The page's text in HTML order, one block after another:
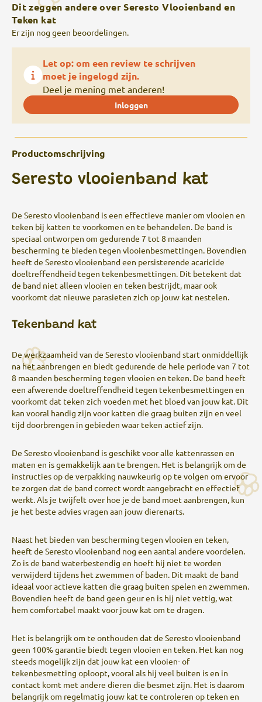
Dit zeggen andere over Seresto Vlooienband en
Teken kat
Er zijn nog geen beoordelingen.
Let op: om een review te schrijven
moet je ingelogd zijn.
Deel je mening met anderen!
Inloggen
Productomschrijving
Seresto vlooienband kat
De Seresto vlooienband is een effectieve manier om vlooien en
teken bij katten te voorkomen en te behandelen. De band is
speciaal ontworpen om gedurende 7 tot 8 maanden
bescherming te bieden tegen vlooienbesmettingen. Bovendien
heeft de Seresto vlooienband een persisterende acaricide
doeltreffendheid tegen tekenbesmettingen. Dit betekent dat
de band niet alleen vlooien en teken bestrijdt, maar ook
voorkomt dat nieuwe parasieten zich op jouw kat nestelen.
Tekenband kat
De werkzaamheid van de Seresto vlooienband start onmiddellijk
na het aanbrengen en biedt gedurende de hele periode van 7 tot
8 maanden bescherming tegen vlooien en teken. De band heeft
een afwerende doeltreffendheid tegen tekenbesmettingen en
voorkomt dat teken zich voeden met het bloed van jouw kat. Dit
kan vooral handig zijn voor katten die graag buiten zijn en veel
tijd doorbrengen in gebieden waar teken actief zijn.
De Seresto vlooienband is geschikt voor alle kattenrassen en
maten en is gemakkelijk aan te brengen. Het is belangrijk om de
instructies op de verpakking nauwkeurig op te volgen om ervoor
te zorgen dat de band correct wordt aangebracht en effectief
werkt. Als je twijfelt over hoe je de band moet aanbrengen, kun
je het beste advies vragen aan jouw dierenarts.
Naast het bieden van bescherming tegen vlooien en teken,
heeft de Seresto vlooienband nog een aantal andere voordelen.
Zo is de band waterbestendig en hoeft hij niet te worden
verwijderd tijdens het zwemmen of baden. Dit maakt de band
ideaal voor actieve katten die graag buiten spelen en zwemmen.
Bovendien heeft de band geen geur en is hij niet vettig, wat
hem comfortabel maakt voor jouw kat om te dragen.
Het is belangrijk om te onthouden dat de Seresto vlooienband
geen 100% garantie biedt tegen vlooien en teken. Het kan nog
steeds mogelijk zijn dat jouw kat een vlooien- of
tekenbesmetting oploopt, vooral als hij veel buiten is en in
contact komt met andere dieren die besmet zijn. Het is daarom
belangrijk om regelmatig jouw kat te controleren op teken en